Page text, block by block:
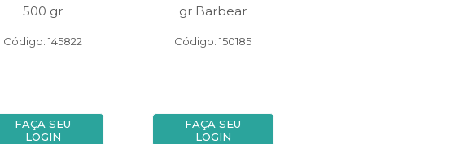
500 gr
Código: 145822
FAÇA SEU
LOGIN
gr Barbear
Código: 150185
FAÇA SEU
LOGIN